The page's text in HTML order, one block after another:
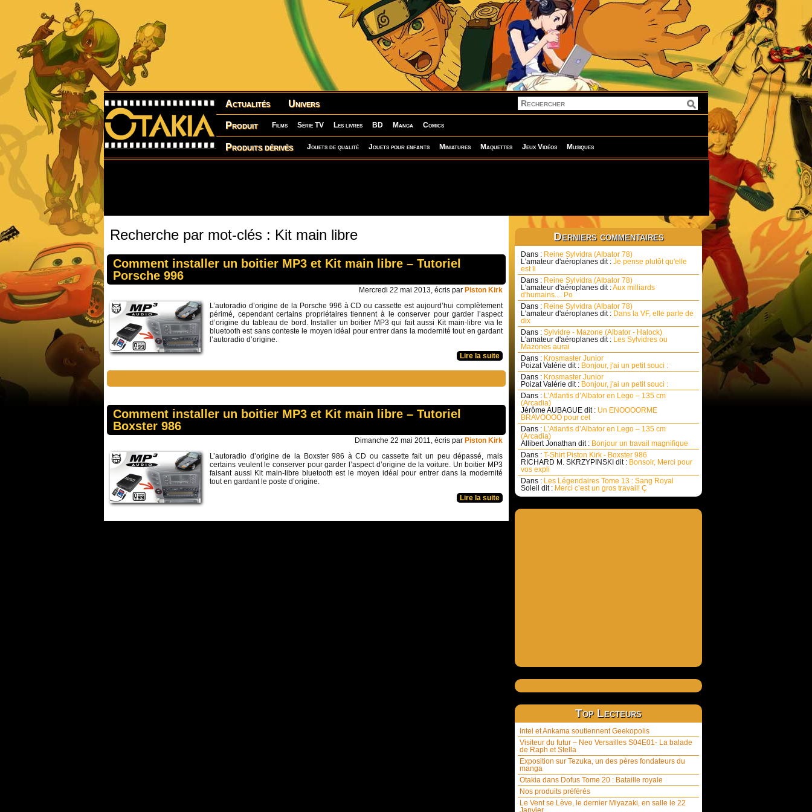
Actualités Univers
Produit Films Série TV Les livres BD Manga Comics
Produits dérivés Jouets de qualité Jouets pour enfants Miniatures Maquettes Jeux Vidéos Musiques
Recherche par mot-clés : Kit main libre
Comment installer un boitier MP3 et Kit main libre – Tutoriel
Porsche 996
Mercredi 22 mai 2013, écris par Piston Kirk
L’autoradio d’origine de la Porsche 996 à CD ou cassette est aujourd’hui complètement
périmé, cependant certains propriétaires tiennent à le conserver pour garder l’aspect
d’origine du tableau de bord. Installer un boitier MP3 qui fait aussi Kit main-libre via le
bluetooth est sans conteste le moyen idéal pour entrer dans la modernité tout en gardant
l’autoradio d’origine.
Lire la suite
Comment installer un boitier MP3 et Kit main libre – Tutoriel
Boxster 986
Dimanche 22 mai 2011, écris par Piston Kirk
L’autoradio d’origine de la Boxster 986 à CD ou cassette fait un peu dépassé, mais
certains veulent le conserver pour garder l’aspect d’origine de la voiture. Un boitier MP3
faisant aussi Kit main-libre bluetooth est le moyen idéal pour entrer dans la modernité
tout en gardant le poste d’origine.
Lire la suite
Derniers commentaires
Dans : Reine Sylvidra (Albator 78)
L'amateur d'aéroplanes dit : Je pense plutôt qu'elle
est li
Dans : Reine Sylvidra (Albator 78)
L'amateur d'aéroplanes dit :Aux milliards
d'humains.... Po
Dans : Reine Sylvidra (Albator 78)
L'amateur d'aéroplanes dit : Dans la VF, elle parle de
dix
Dans : Sylvidre - Mazone (Albator - Halock)
L'amateur d'aéroplanes dit : Les Sylvidres ou
Mazones aurai
Dans : Krosmaster Junior
Poizat Valérie dit : Bonjour, j'ai un petit souci :
Dans : Krosmaster Junior
Poizat Valérie dit : Bonjour, j'ai un petit souci :
Dans : L’Atlantis d’Albator en Lego – 135 cm
(Arcadia)
Jérôme AUBAGUE dit : Un ENOOOORME
BRAVOOOO pour cet
Dans : L’Atlantis d’Albator en Lego – 135 cm
(Arcadia)
Allibert Jonathan dit : Bonjour un travail magnifique
Dans : T-Shirt Piston Kirk - Boxster 986
RICHARD M. SKRZYPINSKI dit : Bonsoir, Merci pour
vos expli
Dans : Les Légendaires Tome 13 : Sang Royal
Soleil dit : Merci c’est un gros travail! Ç
Top Lecteurs
Intel et Ankama soutiennent Geekopolis
Visiteur du futur – Neo Versailles S04E01- La balade
de Raph et Stella
Exposition sur Tezuka, un des pères fondateurs du
manga
Otakia dans Dofus Tome 20 : Bataille royale
Nos produits préférés
Le Vent se Lève, le dernier Miyazaki, en salle le 22
Janvier